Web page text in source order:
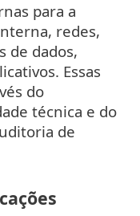
para a
redes,
de dados,
Essas
do
técnica e do
de